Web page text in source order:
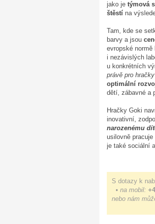
jako je týmová
štěstí na
Tam, kde se
barvy a jsou
evropské normě
i nezávislých
u konkrétních
právě pro
optimální
dětí, zábavné a
Hračky Goki
inovativní,
narozenému
usilovně
je také sociální
S dotazy k
• na mobil:
nebo nám